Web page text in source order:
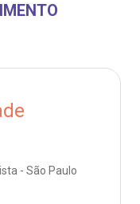
- São Paulo